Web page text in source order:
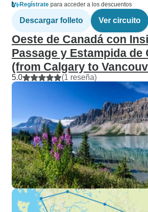
Regístrate para acceder a los descuentos
Descargar folleto Ver circuito
Oeste de Canadá con
Passage y Estampida de
(from Calgary to
5.0 (1 reseña)